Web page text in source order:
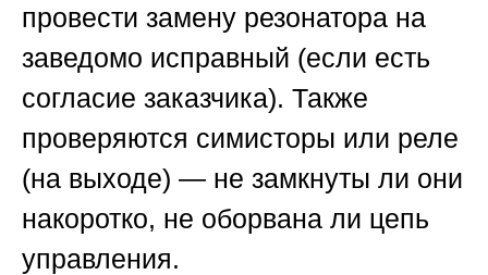
провести замену резонатора на
заведомо исправный (если есть
согласие заказчика). Также
проверяются симисторы или реле
(на выходе) — не замкнуты ли они
накоротко, не оборвана ли цепь
управления.